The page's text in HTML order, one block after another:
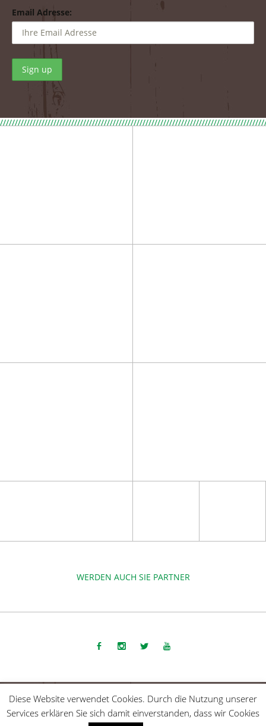
Email Adresse:
WERDEN AUCH SIE PARTNER
COPYRIGHT 2015-2025 | DIE SPORTMACHER GMBH |
Diese Website verwendet Cookies. Durch die Nutzung unserer
Services erklären Sie sich damit einverstanden, dass wir Cookies